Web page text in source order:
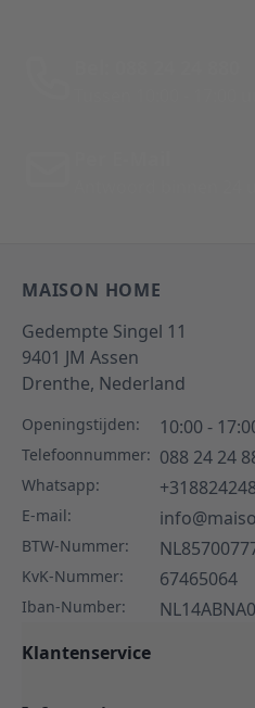
MAISON HOME
Gedempte Singel 11
9401 JM Assen
Drenthe, Nederland
Openingstijden: 10:00 -
Telefoonnummer: 088 24 24
Whatsapp:
E-mail:
BTW-Nummer:
KvK-Nummer: 67465064
Iban-Number:
Klantenservice